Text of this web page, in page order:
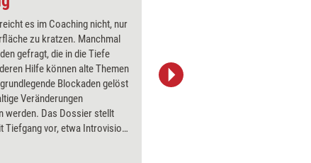
es im Coaching nicht, nur
zu kratzen. Manchmal
gefragt, die in die Tiefe
Hilfe können alte Themen
Blockaden gelöst
Veränderungen
werden. Das Dossier stellt
Tiefgang vor, etwa Introvision-